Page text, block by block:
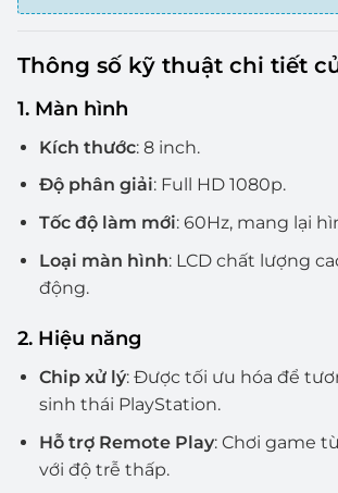
Thông số kỹ thuật chi tiết
1. Màn hình
Kích thước: 8 inch.
Độ phân giải: Full HD 1080p.
Tốc độ làm mới: 60Hz, mang lại
Loại màn hình: LCD chất lượng
động.
2. Hiệu năng
Chip xử lý: Được tối ưu hóa để
sinh thái PlayStation.
Hỗ trợ Remote Play: Chơi game
với độ trễ thấp.